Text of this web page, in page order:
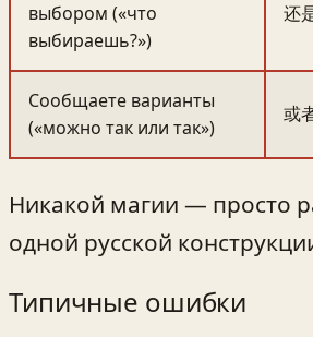
выбором («что
выбираешь?»)
还
Сообщаете варианты
(«можно так или так»)
或
Никакой магии — просто
одной русской
Типичные ошибки